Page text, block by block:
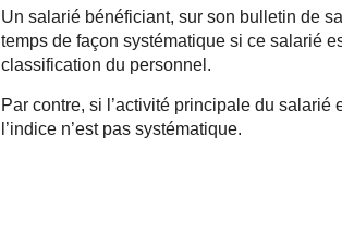
Un salarié bénéficiant, sur son bulletin de
temps de façon systématique si ce salarié
classification du personnel.
Par contre, si l’activité principale du
l’indice n’est pas systématique.